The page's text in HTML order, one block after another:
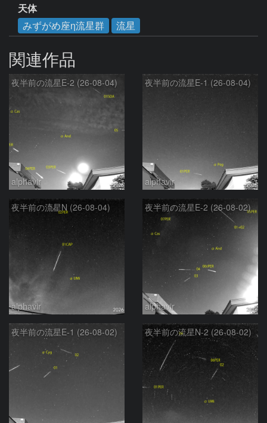
天体
みずがめ座η流星群
流星
関連作品
夜半前の流星E-2 (26-08-04)
alphavir
夜半前の流星E-1 (26-08-04)
alphavir
夜半前の流星N (26-08-04)
alphavir
夜半前の流星E-2 (26-08-02)
alphavir
夜半前の流星E-1 (26-08-02) 夜半前の流星N-2 (26-08-02)